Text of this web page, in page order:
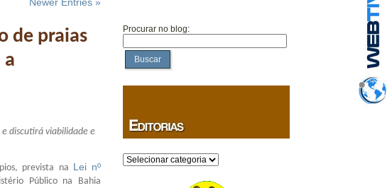
de praias
a
e discutirá viabilidade e
prevista na Lei nº
Público na Bahia
Procurar no blog:
Buscar
Categorias